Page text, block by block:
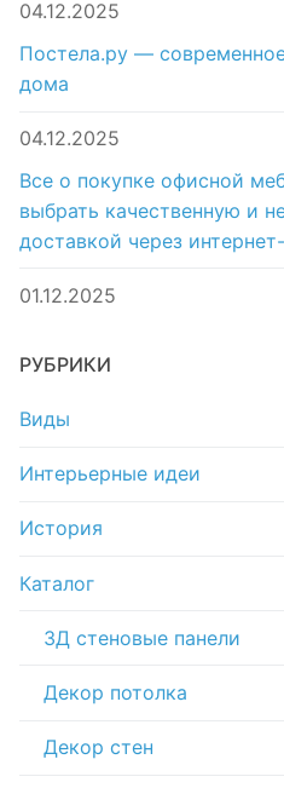
04.12.2025
Постела.ру —
дома
04.12.2025
Все о покупке офисной
выбрать качественную и
доставкой через
01.12.2025
РУБРИКИ
Виды
Интерьерные идеи
История
Каталог
3Д стеновые панели
Декор потолка
Декор стен